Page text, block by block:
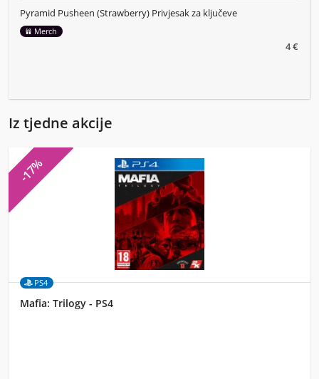
4 €
Pyramid Pusheen (Strawberry) Privjesak za ključeve
Merch
Iz tjedne akcije
-17%
PS4
Mafia: Trilogy - PS4